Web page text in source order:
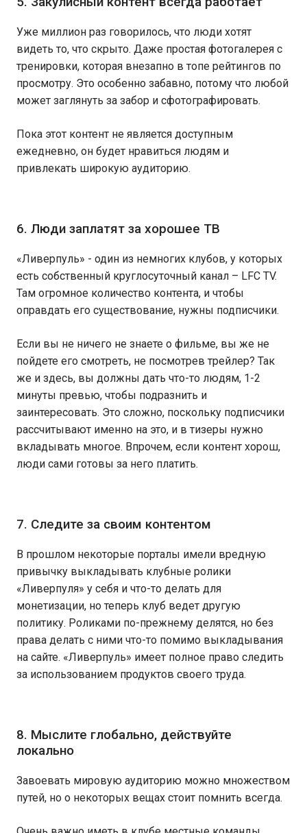
Уже миллион раз говорилось, что люди хотят
видеть то, что скрыто. Даже простая фотогалерея с
тренировки, которая внезапно в топе рейтингов по
просмотру. Это особенно забавно, потому что любой
может заглянуть за забор и сфотографировать.
Пока этот контент не является доступным
ежедневно, он будет нравиться людям и
привлекать широкую аудиторию.
6. Люди заплатят за хорошее ТВ
«Ливерпуль» - один из немногих клубов, у которых
есть собственный круглосуточный канал – LFC TV.
Там огромное количество контента, и чтобы
оправдать его существование, нужны подписчики.
Если вы не ничего не знаете о фильме, вы же не
пойдете его смотреть, не посмотрев трейлер? Так
же и здесь, вы должны дать что-то людям, 1-2
минуты превью, чтобы подразнить и
заинтересовать. Это сложно, поскольку подписчики
рассчитывают именно на это, и в тизеры нужно
вкладывать многое. Впрочем, если контент хорош,
люди сами готовы за него платить.
7. Следите за своим контентом
В прошлом некоторые порталы имели вредную
привычку выкладывать клубные ролики
«Ливерпуля» у себя и что-то делать для
монетизации, но теперь клуб ведет другую
политику. Роликами по-прежнему делятся, но без
права делать с ними что-то помимо выкладывания
на сайте. «Ливерпуль» имеет полное право следить
за использованием продуктов своего труда.
8. Мыслите глобально, действуйте
локально
Завоевать мировую аудиторию можно множеством
путей, но о некоторых вещах стоит помнить всегда.